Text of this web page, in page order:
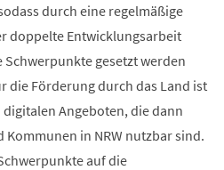
durch eine regelmäßige
doppelte Entwicklungsarbeit
gesetzt werden
die Förderung durch das Land ist
Angeboten, die dann
Kommunen in NRW nutzbar sind.
auf die